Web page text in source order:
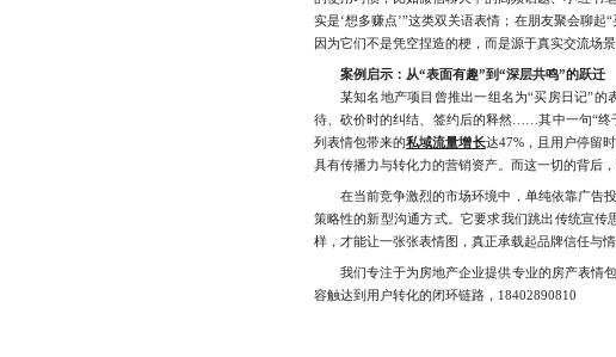
实是‘想多赚点’”这类双关语表情；在朋友聚会聊
因为它们不是凭空捏造的梗，而是源于真实交流场
案例启示：从“表面有趣”到“深层共鸣”的跃迁
某知名地产项目曾推出一组名为“买房日记”的
待、砍价时的纠结、签约后的释然……其中一句“终
列表情包带来的私域流量增长达47%，且用户停留
具有传播力与转化力的营销资产。而这一切的背后
在当前竞争激烈的市场环境中，单纯依靠广告投
策略性的新型沟通方式。它要求我们跳出传统宣
样，才能让一张张表情图，真正承载起品牌信任与情
我们专注于为房地产企业提供专业的房产表情包
容触达到用户转化的闭环链路，18402890810